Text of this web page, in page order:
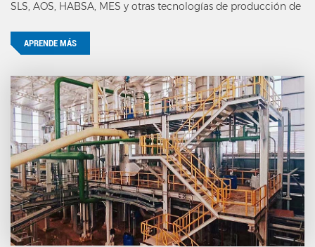
SLS, AOS, HABSA, MES y otras tecnologías de producción de
APRENDE MÁS